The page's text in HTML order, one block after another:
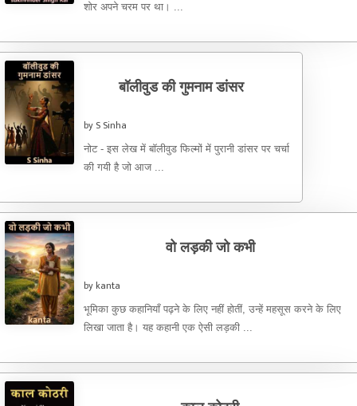
शोर अपने चरम पर था। ...
बॉलीवुड की गुमनाम डांसर
by S Sinha
नोट - इस लेख में बॉलीवुड फिल्मों में पुरानी डांसर पर चर्चा
की गयी है जो आज ...
वो लड़की जो कभी
by kanta
भूमिका कुछ कहानियाँ पढ़ने के लिए नहीं होतीं, उन्हें महसूस करने के लिए
लिखा जाता है। यह कहानी एक ऐसी लड़की ...